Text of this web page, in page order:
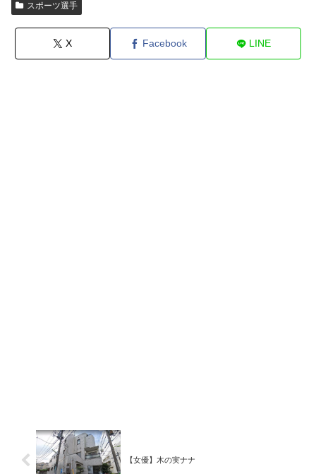
スポーツ選手
X Facebook LINE
【女優】木の実ナナ